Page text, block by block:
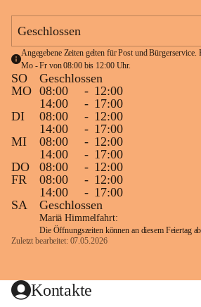
Geschlossen
Angegebene Zeiten gelten für Post und Bürgerservice.
Mo - Fr von 08:00 bis 12:00 Uhr.
SO
Geschlossen
MO 08:00 - 12:00
14:00
- 17:00
DI
08:00 - 12:00
14:00
- 17:00
MI
08:00 - 12:00
14:00
- 17:00
DO
08:00 - 12:00
FR
08:00 - 12:00
14:00
- 17:00
SA
Geschlossen
Mariä Himmelfahrt:
Die Öffnungszeiten können an diesem Feiertag
Zuletzt bearbeitet: 07.05.2026
Kontakte